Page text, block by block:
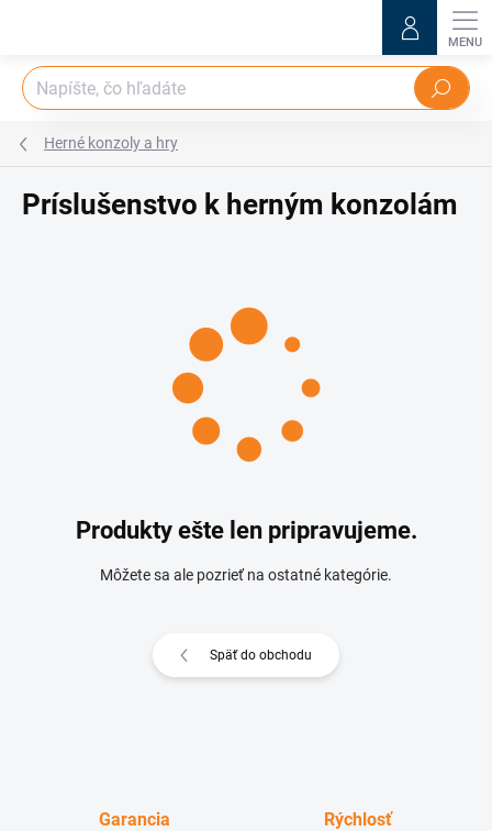
Hľadať
Herné konzoly a hry
Príslušenstvo k herným konzolám
Produkty ešte len pripravujeme.
Môžete sa ale pozrieť na ostatné kategórie.
Späť do obchodu
Garancia Rýchlosť